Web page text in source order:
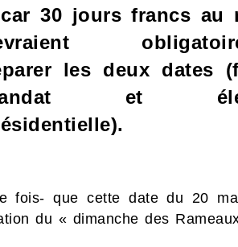
30 jours francs au
les deux dates
et
fois- que cette date du 20
du « dimanche des